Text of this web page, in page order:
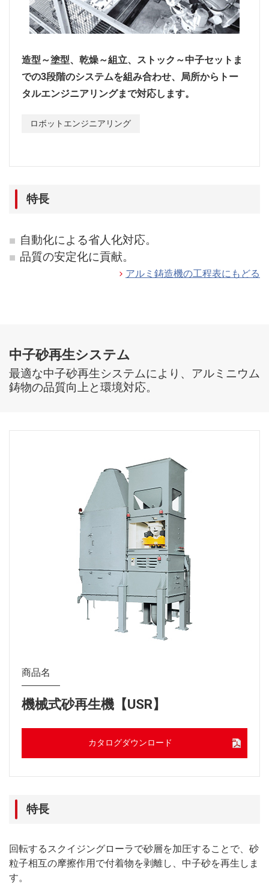
造型～塗型、乾燥～組立、ストック～中子セットま
での3段階のシステムを組み合わせ、局所からトー
タルエンジニアリングまで対応します。
ロボットエンジニアリング
特長
自動化による省人化対応。
品質の安定化に貢献。
アルミ鋳造機の工程表にもどる
中子砂再生システム
最適な中子砂再生システムにより、アルミニウム
鋳物の品質向上と環境対応。
商品名
機械式砂再生機【USR】
カタログダウンロード
特長
回転するスクイジングローラで砂層を加圧することで、砂
粒子相互の摩擦作用で付着物を剥離し、中子砂を再生しま
す。